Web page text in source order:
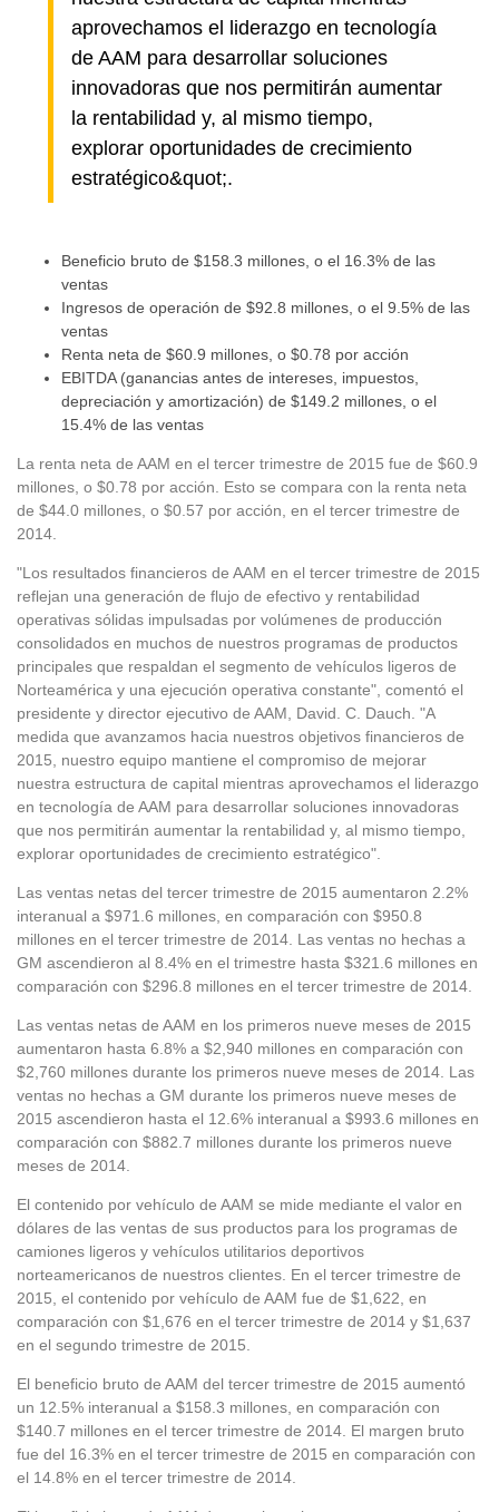
aprovechamos el liderazgo en tecnología
de AAM para desarrollar soluciones
innovadoras que nos permitirán aumentar
la rentabilidad y, al mismo tiempo,
explorar oportunidades de crecimiento
estratégico&quot;.
Beneficio bruto de $158.3 millones, o el 16.3% de las
ventas
Ingresos de operación de $92.8 millones, o el 9.5% de las
ventas
Renta neta de $60.9 millones, o $0.78 por acción
EBITDA (ganancias antes de intereses, impuestos,
depreciación y amortización) de $149.2 millones, o el
15.4% de las ventas
La renta neta de AAM en el tercer trimestre de 2015 fue de $60.9
millones, o $0.78 por acción. Esto se compara con la renta neta
de $44.0 millones, o $0.57 por acción, en el tercer trimestre de
2014.
"Los resultados financieros de AAM en el tercer trimestre de 2015
reflejan una generación de flujo de efectivo y rentabilidad
operativas sólidas impulsadas por volúmenes de producción
consolidados en muchos de nuestros programas de productos
principales que respaldan el segmento de vehículos ligeros de
Norteamérica y una ejecución operativa constante", comentó el
presidente y director ejecutivo de AAM, David. C. Dauch. "A
medida que avanzamos hacia nuestros objetivos financieros de
2015, nuestro equipo mantiene el compromiso de mejorar
nuestra estructura de capital mientras aprovechamos el liderazgo
en tecnología de AAM para desarrollar soluciones innovadoras
que nos permitirán aumentar la rentabilidad y, al mismo tiempo,
explorar oportunidades de crecimiento estratégico".
Las ventas netas del tercer trimestre de 2015 aumentaron 2.2%
interanual a $971.6 millones, en comparación con $950.8
millones en el tercer trimestre de 2014. Las ventas no hechas a
GM ascendieron al 8.4% en el trimestre hasta $321.6 millones en
comparación con $296.8 millones en el tercer trimestre de 2014.
Las ventas netas de AAM en los primeros nueve meses de 2015
aumentaron hasta 6.8% a $2,940 millones en comparación con
$2,760 millones durante los primeros nueve meses de 2014. Las
ventas no hechas a GM durante los primeros nueve meses de
2015 ascendieron hasta el 12.6% interanual a $993.6 millones en
comparación con $882.7 millones durante los primeros nueve
meses de 2014.
El contenido por vehículo de AAM se mide mediante el valor en
dólares de las ventas de sus productos para los programas de
camiones ligeros y vehículos utilitarios deportivos
norteamericanos de nuestros clientes. En el tercer trimestre de
2015, el contenido por vehículo de AAM fue de $1,622, en
comparación con $1,676 en el tercer trimestre de 2014 y $1,637
en el segundo trimestre de 2015.
El beneficio bruto de AAM del tercer trimestre de 2015 aumentó
un 12.5% interanual a $158.3 millones, en comparación con
$140.7 millones en el tercer trimestre de 2014. El margen bruto
fue del 16.3% en el tercer trimestre de 2015 en comparación con
el 14.8% en el tercer trimestre de 2014.